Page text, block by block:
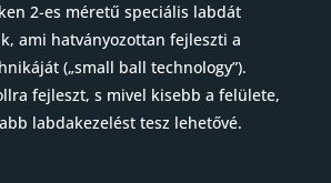
2-es méretű speciális labdát
ami hatványozottan fejleszti a
(„small ball technology”).
fejleszt, s mivel kisebb a felülete,
labdakezelést tesz lehetővé.